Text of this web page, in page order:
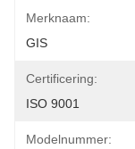
Merknaam:
GIS
Certificering:
ISO 9001
Modelnummer: